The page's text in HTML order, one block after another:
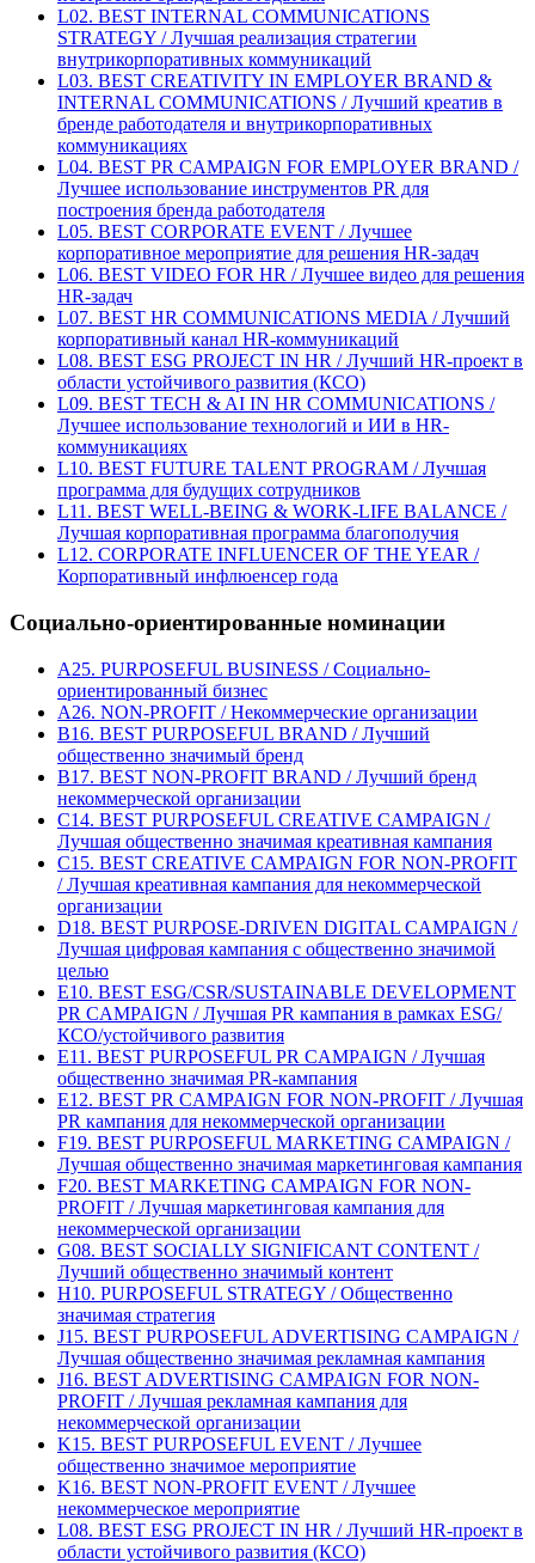
L02. BEST INTERNAL COMMUNICATIONS
STRATEGY / Лучшая реализация стратегии
внутрикорпоративных коммуникаций
L03. BEST CREATIVITY IN EMPLOYER BRAND &
INTERNAL COMMUNICATIONS / Лучший креатив в
бренде работодателя и внутрикорпоративных
коммуникациях
L04. BEST PR CAMPAIGN FOR EMPLOYER BRAND /
Лучшее использование инструментов PR для
построения бренда работодателя
L05. BEST CORPORATE EVENT / Лучшее
корпоративное мероприятие для решения HR-задач
L06. BEST VIDEO FOR HR / Лучшее видео для решения
HR-задач
L07. BEST HR COMMUNICATIONS MEDIA / Лучший
корпоративный канал HR-коммуникаций
L08. BEST ESG PROJECT IN HR / Лучший HR-проект в
области устойчивого развития (КСО)
L09. BEST TECH & AI IN HR COMMUNICATIONS /
Лучшее использование технологий и ИИ в HR-
коммуникациях
L10. BEST FUTURE TALENT PROGRAM / Лучшая
программа для будущих сотрудников
L11. BEST WELL-BEING & WORK-LIFE BALANCE /
Лучшая корпоративная программа благополучия
L12. CORPORATE INFLUENCER OF THE YEAR /
Корпоративный инфлюенсер года
Социально-ориентированные номинации
A25. PURPOSEFUL BUSINESS / Социально-
ориентированный бизнес
A26. NON-PROFIT / Некоммерческие организации
B16. BEST PURPOSEFUL BRAND / Лучший
общественно значимый бренд
B17. BEST NON-PROFIT BRAND / Лучший бренд
некоммерческой организации
C14. BEST PURPOSEFUL CREATIVE CAMPAIGN /
Лучшая общественно значимая креативная кампания
C15. BEST CREATIVE CAMPAIGN FOR NON-PROFIT
/ Лучшая креативная кампания для некоммерческой
организации
D18. BEST PURPOSE-DRIVEN DIGITAL CAMPAIGN /
Лучшая цифровая кампания с общественно значимой
целью
E10. BEST ESG/CSR/SUSTAINABLE DEVELOPMENT
PR CAMPAIGN / Лучшая PR кампания в рамках ESG/
КСО/устойчивого развития
E11. BEST PURPOSEFUL PR CAMPAIGN / Лучшая
общественно значимая PR-кампания
E12. BEST PR CAMPAIGN FOR NON-PROFIT / Лучшая
PR кампания для некоммерческой организации
F19. BEST PURPOSEFUL MARKETING CAMPAIGN /
Лучшая общественно значимая маркетинговая кампания
F20. BEST MARKETING CAMPAIGN FOR NON-
PROFIT / Лучшая маркетинговая кампания для
некоммерческой организации
G08. BEST SOCIALLY SIGNIFICANT CONTENT /
Лучший общественно значимый контент
H10. PURPOSEFUL STRATEGY / Общественно
значимая стратегия
J15. BEST PURPOSEFUL ADVERTISING CAMPAIGN /
Лучшая общественно значимая рекламная кампания
J16. BEST ADVERTISING CAMPAIGN FOR NON-
PROFIT / Лучшая рекламная кампания для
некоммерческой организации
K15. BEST PURPOSEFUL EVENT / Лучшее
общественно значимое мероприятие
K16. BEST NON-PROFIT EVENT / Лучшее
некоммерческое мероприятие
L08. BEST ESG PROJECT IN HR / Лучший HR-проект в
области устойчивого развития (КСО)